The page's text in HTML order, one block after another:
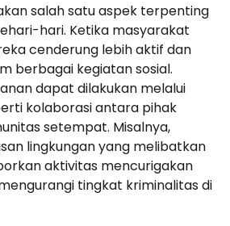
salah satu aspek terpenting
hari. Ketika masyarakat
cenderung lebih aktif dan
berbagai kegiatan sosial.
dapat dilakukan melalui
kolaborasi antara pihak
setempat. Misalnya,
lingkungan yang melibatkan
aktivitas mencurigakan
tingkat kriminalitas di